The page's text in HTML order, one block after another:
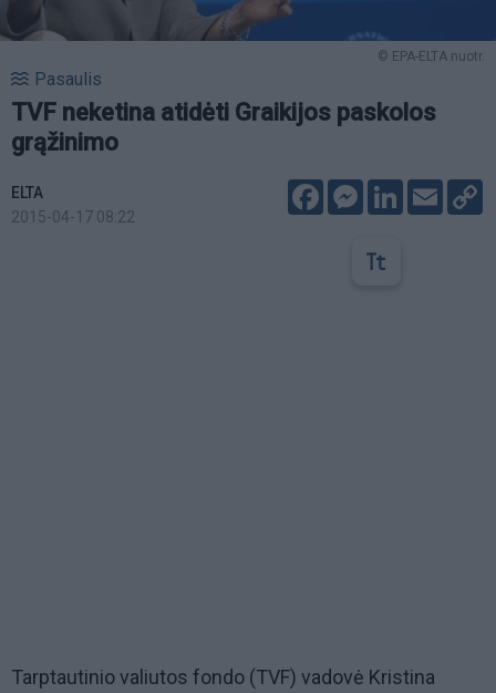
© EPA-ELTA nuotr.
Pasaulis
TVF neketina atidėti Graikijos paskolos
grąžinimo
ELTA
2015-04-17 08:22
FacebookMessenger
LinkedIn
Email
Tarptautinio valiutos fondo (TVF) vadovė Kristina